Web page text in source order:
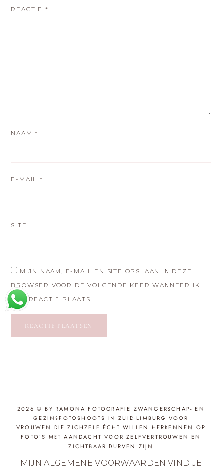
REACTIE *
NAAM*
E-MAIL*
SITE
MIJN NAAM, E-MAIL EN SITE OPSLAAN IN DEZE
BROWSER VOOR DE VOLGENDE KEER WANNEER IK
EEN REACTIE PLAATS.
2026 © BY RAMONA FOTOGRAFIE ZWANGERSCHAP- EN
GEZINSFOTOSHOOTS IN ZUID-LIMBURG VOOR
VROUWEN DIE ZICHZELF ÉCHT WILLEN HERKENNEN OP
FOTO’S MET AANDACHT VOOR ZELFVERTROUWEN EN
ZICHTBAAR DURVEN ZIJN
MIJN ALGEMENE VOORWAARDEN VIND JE